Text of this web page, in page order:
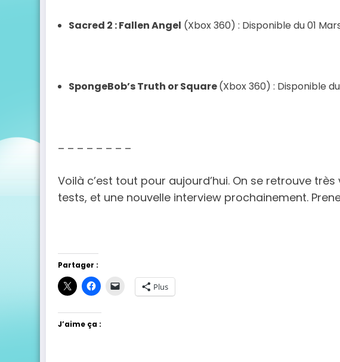
Sacred 2 : Fallen Angel (Xbox 360) : Disponible du 01
SpongeBob’s Truth or Square(Xbox 360) : Disponible
– – – – – – – –
Voilà c’est tout pour aujourd’hui. On se retrouve
tests, et une nouvelle interview prochainement.
Partager :
Plus
J’aime ça :